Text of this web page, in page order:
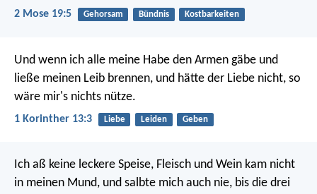
2 Mose 19:5 Gehorsam Bündnis Kostbarkeiten
Und wenn ich alle meine Habe den Armen gäbe und
ließe meinen Leib brennen, und hätte der Liebe nicht, so
wäre mir's nichts nütze.
1 Korinther 13:3 Liebe Leiden Geben
Ich aß keine leckere Speise, Fleisch und Wein kam nicht
in meinen Mund, und salbte mich auch nie, bis die drei